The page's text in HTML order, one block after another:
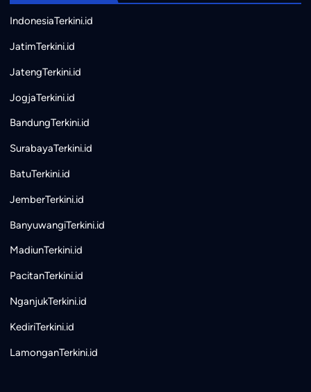
IndonesiaTerkini.id
JatimTerkini.id
JatengTerkini.id
JogjaTerkini.id
BandungTerkini.id
SurabayaTerkini.id
BatuTerkini.id
JemberTerkini.id
BanyuwangiTerkini.id
MadiunTerkini.id
PacitanTerkini.id
NganjukTerkini.id
KediriTerkini.id
LamonganTerkini.id